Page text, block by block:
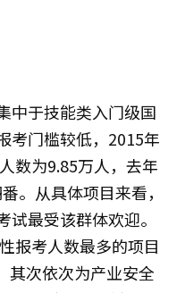
中于技能类入门级国
考门槛较低，2015年
数为9.85万人，去年
。从具体项目来看，
最受该群体欢迎。
报考人数最多的项目
其次依次为产业安全